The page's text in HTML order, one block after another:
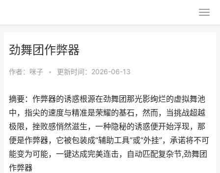
劲舞团作弊器
作者： 咪子 • 更新时间：2026-06-13
摘要：作弊器的诱惑根源在劲舞团那光影绚烂的虚拟舞池
中，指尖的速度与精准是荣耀的基石，然而，当挑战超越
极限，挫败感悄然滋生，一种隐秘的诱惑便开始浮现，那
便是作弊器，它被包装成“辅助工具”或“外挂”，承诺将不可
能变为可能，一键达成完美连击，自动匹配复杂节,劲舞团
作弊器